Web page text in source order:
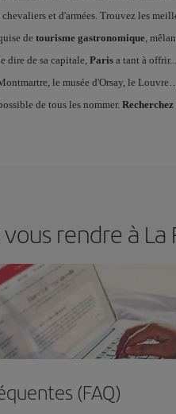
et d'armées. Trouvez les
de tourisme gastronomique,
dire de sa capitale, Parisa tant à
le musée d'Orsay, le
de tous les nommer.
rendre à La
(FAQ)